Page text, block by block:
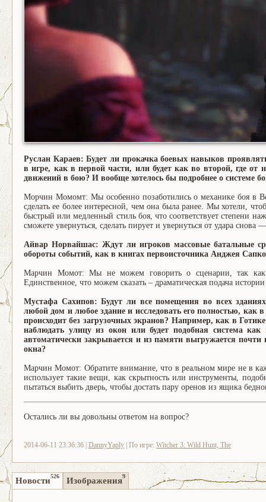
Руслан Караев: Будет ли прокачка боевых навыков
в игре, как в первой части, или будет как во второй, где
движений в бою? И вообще хотелось бы подробнее о системе
Морчин Момомт: Мы особенно позаботились о механике боя в
сделать ее более интересной, чем она была ранее. Мы хотели,
быстрый или медленный стиль боя, что соответствует степени
сможете увернуться, сделать пирует и увернуться от удара
Айвар Норвайшас: Ждут ли игроков массовые батальные
обороты событий, как в книгах первоисточника Анджея
Марчин Момот: Мы не можем говорить о сценарии, так как
Единственное, что можем сказать – драматическая подача
Мустафа Сахипов: Будут ли все помещения во всех
любой дом и любое здание и исследовать его полностью, как
происходит без загрузочных экранов? Например, как в
наблюдать улицу из окон или будет подобная система
автоматически закрывается и из памяти выгружается
окна?
Марчин Момот: Обратите внимание, что в реальном мире не в
использует такие вещи, как скрытность или инструменты,
пытаться выбить дверь, чтобы достать пару оренов из ящика
Остались ли вы довольны ответом на вопрос?
2014-06-11 23:36:36 | DannyYaply | По игре: Witcher 3: Wild Hunt, The
Новости526 Изображения9